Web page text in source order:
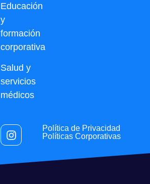
Educación
y
formación
corporativa
Salud y
servicios
médicos
Política de Privacidad
Políticas Corporativas